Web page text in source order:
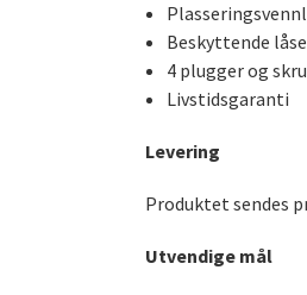
Beskyttende
4 plugger og
Livstidsgaranti
Levering
Produktetsendes
Utvendige mål